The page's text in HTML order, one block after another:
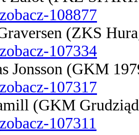
108877
(ZKS
107334
Jonsson (GKM
107317
(GKM
107311